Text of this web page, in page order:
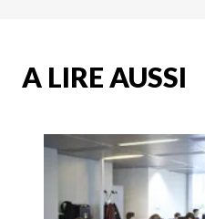
A LIRE AUSSI